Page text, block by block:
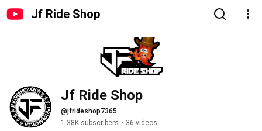
Jf Ride Shop
Jf Ride Shop
@jfrideshop7365
1.38K subscribers • 36 videos